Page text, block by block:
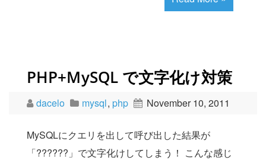
PHP+MySQL で文字化け対策
dacelo mysql, php November 10, 2011
MySQLにクエリを出して呼び出した結果が
「??????」で文字化けしてしまう！ こんな感じ